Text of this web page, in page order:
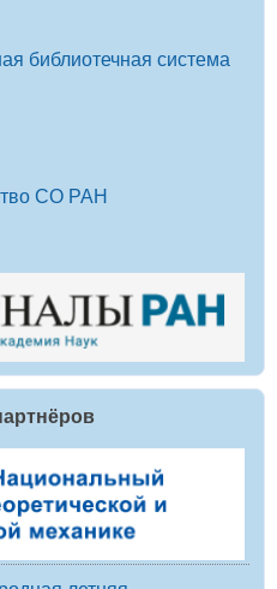
библиотечная система
СО РАН